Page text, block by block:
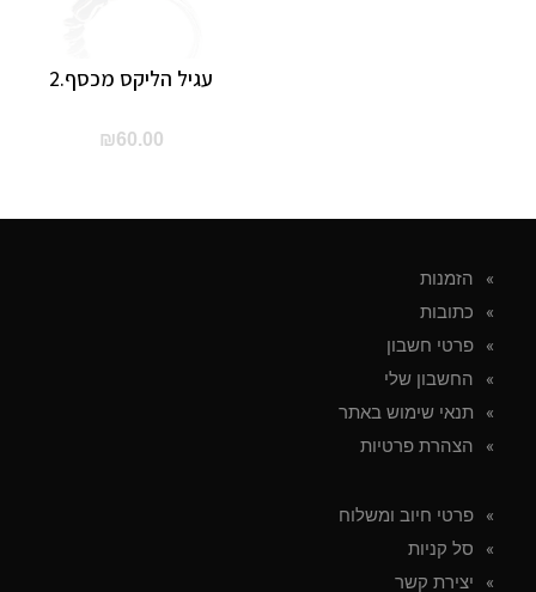
עגיל הליקס מכסף.2
₪60.00
הזמנות
כתובות
פרטי חשבון
החשבון שלי
תנאי שימוש באתר
הצהרת פרטיות
פרטי חיוב ומשלוח
סל קניות
יצירת קשר